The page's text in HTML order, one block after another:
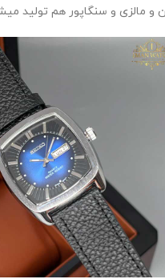
و مالزی و سنگاپور هم تولید